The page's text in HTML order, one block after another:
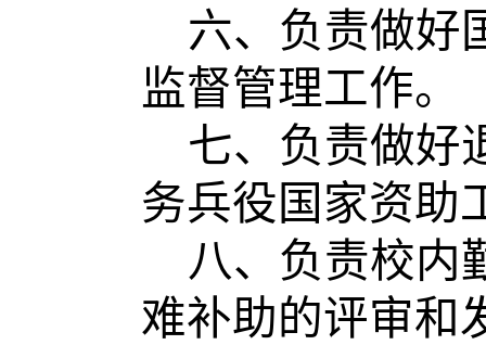
六、负责做好
监督管理工作。
七、负责做好
务兵役国家资助
八、负责校内
难补助的评审和